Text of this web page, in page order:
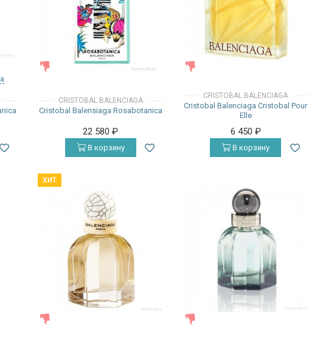
ЖЕНСКИЕ
CRISTOBAL BALENCIAGA
Cristobal Balensiaga Rosabotanica
22 580₽
В корзину
CRISTOBAL BALENCIAGA
Cristobal Balenciaga Cristobal Pour
Elle
6 450 ₽
В корзину
ХИТ